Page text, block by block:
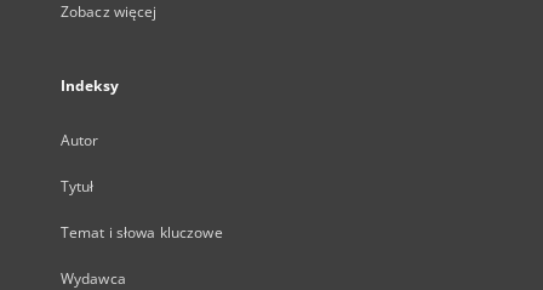
Zobacz więcej
Indeksy
Autor
Tytuł
Temat i słowa kluczowe
Wydawca